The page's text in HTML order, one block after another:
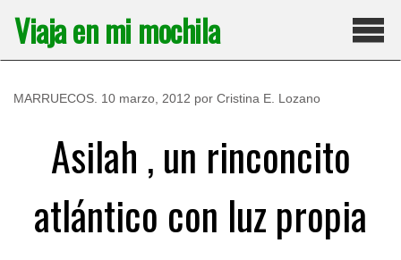
contenido
Viaja en mi mochila
MARRUECOS 10 marzo, 2012 por Cristina E. Lozano
Asilah , un rinconcito
atlántico con luz propia